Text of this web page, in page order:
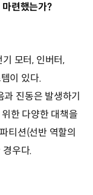
련했는가?
모터, 인버터,
이 있다.
진동은 발생하기
한 다양한 대책을
티션(선반 역할의
우다.